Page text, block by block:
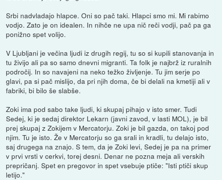
Srbi nadvladajo hlapce. Oni so pač taki. Hlapci smo mi. Mi rabimo
vodjo. Zato je on idealen. In nihče ne upa nič reči vodji, pač pa ga
ponižno spet volijo.
V Ljubljani je večina ljudi iz drugih regij, tu so si kupili stanovanja in
tu živijo ali pa so samo dnevni migranti. Ta folk je najbrž iz ruralnih
področij. In so navajeni na neko težko življenje. Tu jim serje po
glavi, pa si pač mislijo, da pri njih doma, če bi delali na kmetiji ali v
fabriki, bi bilo še slabše.
Zoki ima pod sabo take ljudi, ki skupaj pihajo v isto smer. Tudi
Sedej, ki je sedaj direktor Lekarn (javni zavod, v lasti MOL), je bil
prej skupaj z Zokijem v Mercatorju. Zoki je bil gazda, on takoj pod
njim. Tu je isto. Že v Mercatorju so ga srali in kradli, tu delajo isto,
saj drugega na znajo. S tem, da je Zoki levi, Sedej je pa na primer
v prvi vrsti v cerkvi, torej desni. Denar ne pozna meja ali verskih
prepričanj. Spet en pregovor in spet vsebuje ptiče: "Isti ptiči skup
letijo."